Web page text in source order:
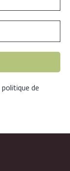
politique de